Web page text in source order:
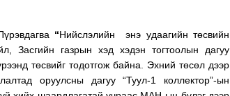
“Нийслэлийн энэ удаагийн төсвийн
Засгийн газрын хэд хэдэн тогтоолын дагуу
төсвийг тодотгож байна. Эхний төсөл дээр
оруулсны дагуу “Туул-1 коллектор”-ын